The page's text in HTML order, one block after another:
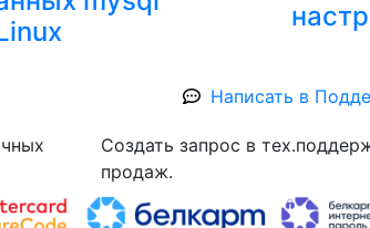
Написать в
Создать запрос в
продаж.